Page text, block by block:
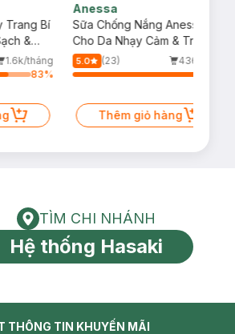
Trang Bí
&
1.6k/tháng
83%
Anessa
Sữa Chống Nắng Anessa
Cho Da Nhạy Cảm & Trẻ Em
60ml (Mới)
5.0 (23)
436/tháng
Thêm giỏ hàng
Tìm chi nhánh
TÌM CHI NHÁNH
Hệ thống Hasaki
THÔNG TIN KHUYẾN MÃI